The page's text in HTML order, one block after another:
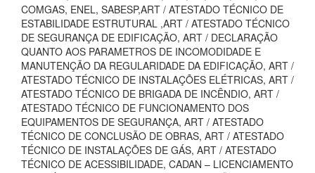
COMGAS, ENEL, SABESP,ART / ATESTADO TÉCNICO DE
ESTABILIDADE ESTRUTURAL ,ART / ATESTADO TÉCNICO
DE SEGURANÇA DE EDIFICAÇÃO, ART / DECLARAÇÃO
QUANTO AOS PARAMETROS DE INCOMODIDADE E
MANUTENÇÃO DA REGULARIDADE DA EDIFICAÇÃO, ART /
ATESTADO TÉCNICO DE INSTALAÇÕES ELÉTRICAS, ART /
ATESTADO TÉCNICO DE BRIGADA DE INCÊNDIO, ART /
ATESTADO TÉCNICO DE FUNCIONAMENTO DOS
EQUIPAMENTOS DE SEGURANÇA, ART / ATESTADO
TÉCNICO DE CONCLUSÃO DE OBRAS, ART / ATESTADO
TÉCNICO DE INSTALAÇÕES DE GÁS, ART / ATESTADO
TÉCNICO DE ACESSIBILIDADE, CADAN – LICENCIAMENTO